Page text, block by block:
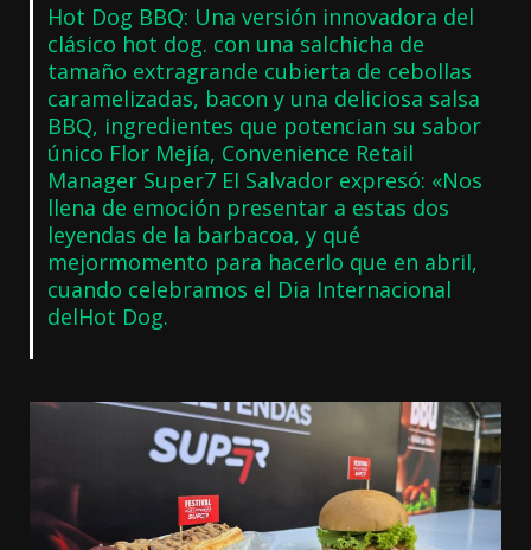
Hot Dog BBQ: Una versión innovadora del
clásico hot dog. con una salchicha de
tamaño extragrande cubierta de cebollas
caramelizadas, bacon y una deliciosa salsa
BBQ, ingredientes que potencian su sabor
único Flor Mejía, Convenience Retail
Manager Super7 EI Salvador expresó: «Nos
llena de emoción presentar a estas dos
leyendas de la barbacoa, y qué
mejormomento para hacerlo que en abril,
cuando celebramos el Dia Internacional
delHot Dog.